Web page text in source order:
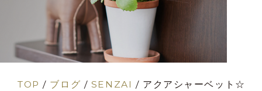
TOP / ブログ / SENZAI / アクアシャーベット☆